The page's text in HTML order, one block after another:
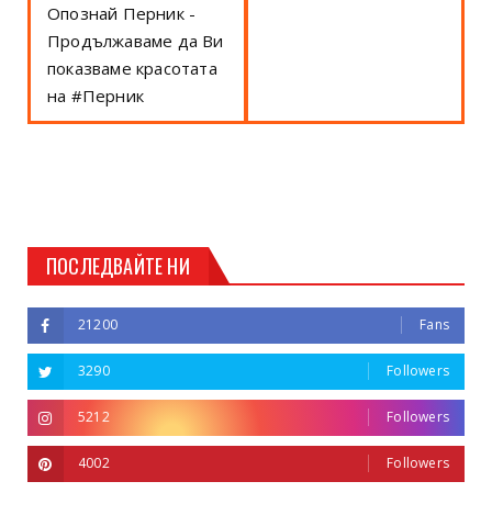
Опознай Перник -
Продължаваме да Ви
показваме красотата
на #Перник
ПОСЛЕДВАЙТЕ НИ
21200 Fans
3290 Followers
5212 Followers
4002 Followers